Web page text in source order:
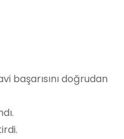
başarısını doğrudan